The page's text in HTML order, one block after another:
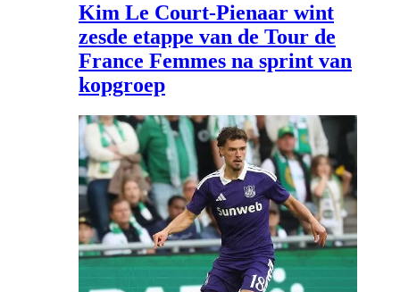
Kim Le Court-Pienaar wint
zesde etappe van de Tour de
France Femmes na sprint van
kopgroep